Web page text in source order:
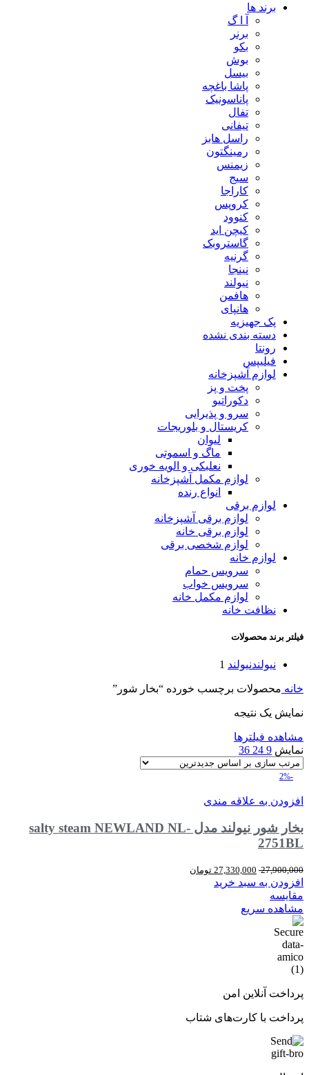
برند ها
آ ا گ
برنر
بکو
بوش
بیسل
پاشا باغچه
پاناسونیک
تفال
تیفانی
راسل هابز
رمینگتون
زیمنس
سیج
کاراجا
کروپس
کنوود
کیچن اید
گاستروبک
گرنیه
نینجا
نیولند
هافمن
هانپای
پک جهیزیه
دسته بندی نشده
رونتا
فیلیپس
لوازم آشپزخانه
پخت و پز
دکوراتیو
سرو و پذیرایی
کریستال و بلوریجات
لیوان
ماگ و اسموتی
نعلبکی و الویه خوری
لوازم مکمل آشپزخانه
انواع رنده
لوازم برقی
لوازم برقی آشپزخانه
لوازم برقی خانه
لوازم شخصی برقی
لوازم خانه
سرویس حمام
سرویس خواب
لوازم مکمل خانه
نظافت خانه
فیلتر برند محصولات
نیولندنیولند 1
خانه محصولات برچسب خورده “بخار شور”
نمایش یک نتیجه
مشاهده فیلترها
نمایش 9
24
36
-2%
افزودن به علاقه مندی
بخار شور نیولند مدل salty steam NEWLAND NL-
2751BL
27,900,000 قیمت
اصلی:
27,900,000 تومان
27,330,000 تومان
افزودن به سبد خرید
مقایسه
مشاهده سریع
پرداخت آنلاین امن
پرداخت با کارت‌های شتاب